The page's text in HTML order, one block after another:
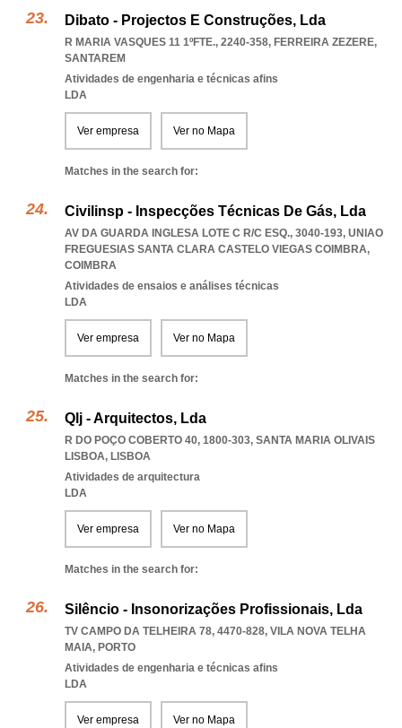
Dibato - Projectos E Construções, Lda
R MARIA VASQUES 11 1ºFTE., 2240-358, FERREIRA ZEZERE,
SANTAREM
Atividades de engenharia e técnicas afins
LDA
Ver empresa Ver no Mapa
Matches in the search for:
Civilinsp - Inspecções Técnicas De Gás, Lda
AV DA GUARDA INGLESA LOTE C R/C ESQ., 3040-193, UNIAO
FREGUESIAS SANTA CLARA CASTELO VIEGAS COIMBRA,
COIMBRA
Atividades de ensaios e análises técnicas
LDA
Ver empresa Ver no Mapa
Matches in the search for:
Qlj - Arquitectos, Lda
R DO POÇO COBERTO 40, 1800-303, SANTA MARIA OLIVAIS
LISBOA, LISBOA
Atividades de arquitectura
LDA
Ver empresa Ver no Mapa
Matches in the search for:
Silêncio - Insonorizações Profissionais, Lda
TV CAMPO DA TELHEIRA 78, 4470-828, VILA NOVA TELHA
MAIA, PORTO
Atividades de engenharia e técnicas afins
LDA
Ver empresa Ver no Mapa